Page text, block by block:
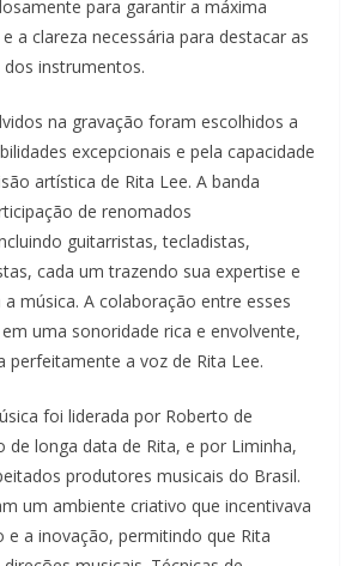
para garantir a máxima
a clareza necessária para destacar as
instrumentos.
na gravação foram escolhidos a
excepcionais e pela capacidade
artística de Rita Lee. A banda
de renomados
guitarristas, tecladistas,
cada um trazendo sua expertise e
música. A colaboração entre esses
uma sonoridade rica e envolvente,
perfeitamente a voz de Rita Lee.
foi liderada por Roberto de
de longa data de Rita, e por Liminha,
produtores musicais do Brasil.
um ambiente criativo que incentivava
e a inovação, permitindo que Rita